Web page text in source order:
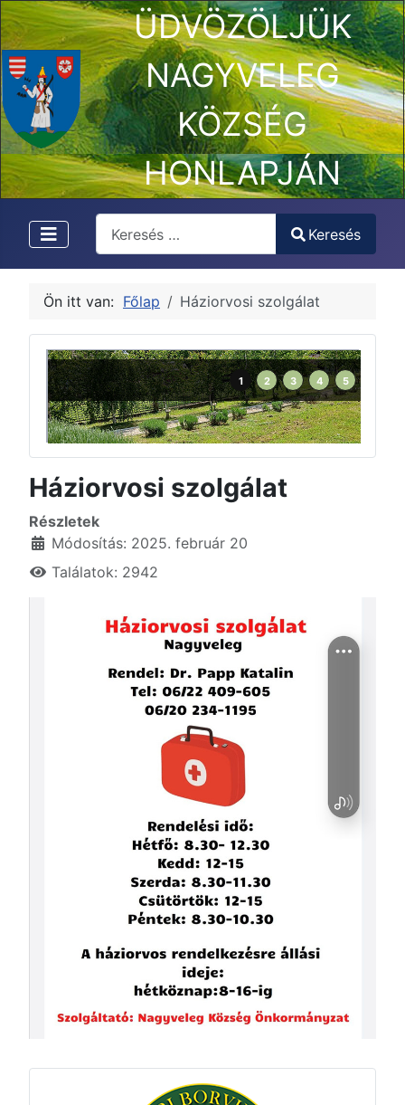
ÜDVÖZÖLJÜK
NAGYVELEG
KÖZSÉG
HONLAPJÁN
Type 2 or more characters for results.
Keresés
Ön itt van: Főlap Háziorvosi szolgálat
1 2 3 4 5
Háziorvosi szolgálat
Részletek
Módosítás: 2025. február 20
Találatok: 2942